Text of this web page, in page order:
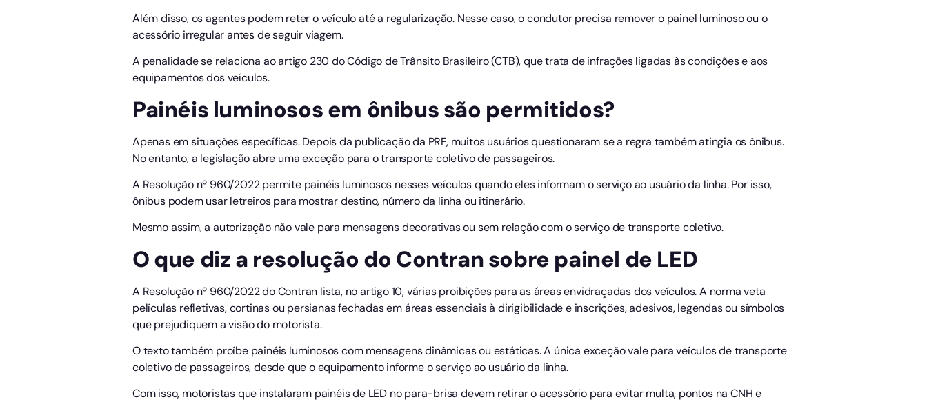
Além disso, os agentes podem reter o veículo até a regularização. Nesse caso, o condutor precisa remover o painel luminoso ou o
acessório irregular antes de seguir viagem.
A penalidade se relaciona ao artigo 230 do Código de Trânsito Brasileiro (CTB), que trata de infrações ligadas às condições e aos
equipamentos dos veículos.
Painéis luminosos em ônibus são permitidos?
Apenas em situações específicas. Depois da publicação da PRF, muitos usuários questionaram se a regra também atingia os ônibus.
No entanto, a legislação abre uma exceção para o transporte coletivo de passageiros.
A Resolução nº 960/2022 permite painéis luminosos nesses veículos quando eles informam o serviço ao usuário da linha. Por isso,
ônibus podem usar letreiros para mostrar destino, número da linha ou itinerário.
Mesmo assim, a autorização não vale para mensagens decorativas ou sem relação com o serviço de transporte coletivo.
O que diz a resolução do Contran sobre painel de LED
A Resolução nº 960/2022 do Contran lista, no artigo 10, várias proibições para as áreas envidraçadas dos veículos. A norma veta
películas refletivas, cortinas ou persianas fechadas em áreas essenciais à dirigibilidade e inscrições, adesivos, legendas ou símbolos
que prejudiquem a visão do motorista.
O texto também proíbe painéis luminosos com mensagens dinâmicas ou estáticas. A única exceção vale para veículos de transporte
coletivo de passageiros, desde que o equipamento informe o serviço ao usuário da linha.
Com isso, motoristas que instalaram painéis de LED no para-brisa devem retirar o acessório para evitar multa, pontos na CNH e